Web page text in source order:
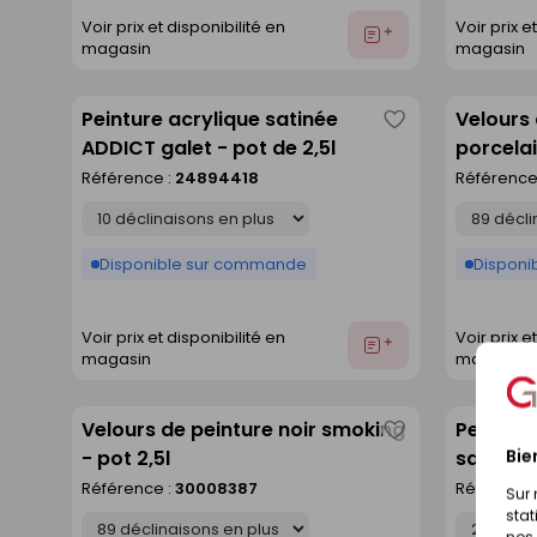
Sur
Voir prix et disponibilité en
magasin
Ajouter
Voir prix
magasin
Peinture acrylique satinée
ADDICT galet - pot de 2,5l
Référence : 24894418
Disponible sur commande
Voir prix et disponibilité en
magasin
Ajouter
Enregistrer
comme
Velours
Voir prix
magasin
Velours de peinture noir smoking
- pot 2,5l
Référence : 30008387
Enregistrer
commesatin -
Déclinaison